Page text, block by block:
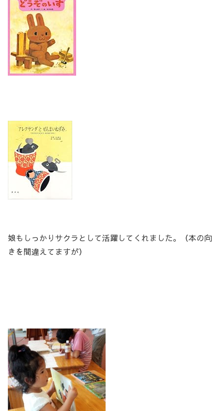
娘もしっかりサクラとして活躍してくれました。（本の向
きを間違えてますが）